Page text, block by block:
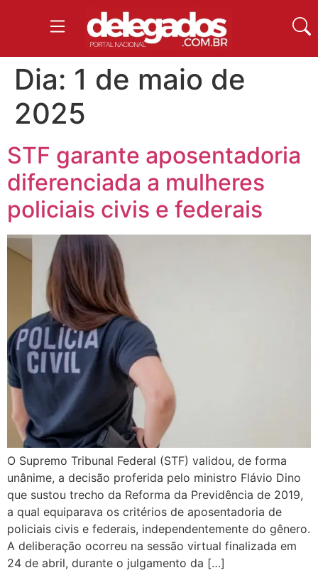
Dia: 1 de maio de
2025
STF garante aposentadoria
diferenciada a mulheres
policiais civis e federais
O Supremo Tribunal Federal (STF) validou, de forma
unânime, a decisão proferida pelo ministro Flávio Dino
que sustou trecho da Reforma da Previdência de 2019,
a qual equiparava os critérios de aposentadoria de
policiais civis e federais, independentemente do gênero.
A deliberação ocorreu na sessão virtual finalizada em
24 de abril, durante o julgamento da […]